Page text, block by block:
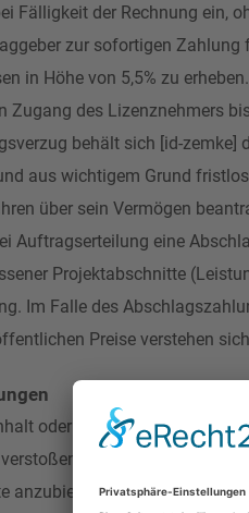
Fälligkeit der Rechnung ein,
zur sofortigen
in Höhe von 5,5% zu
Zugang des Lizenznehmers
behält sich [id-
aus wichtigem Grund
über sein Vermögen
Auftragserteilung eine
Projektabschnitte
Im Falle des
Preise verstehen
oder verfolgtem Zweck
Insbesondere
anzubieten oder anbieten zu